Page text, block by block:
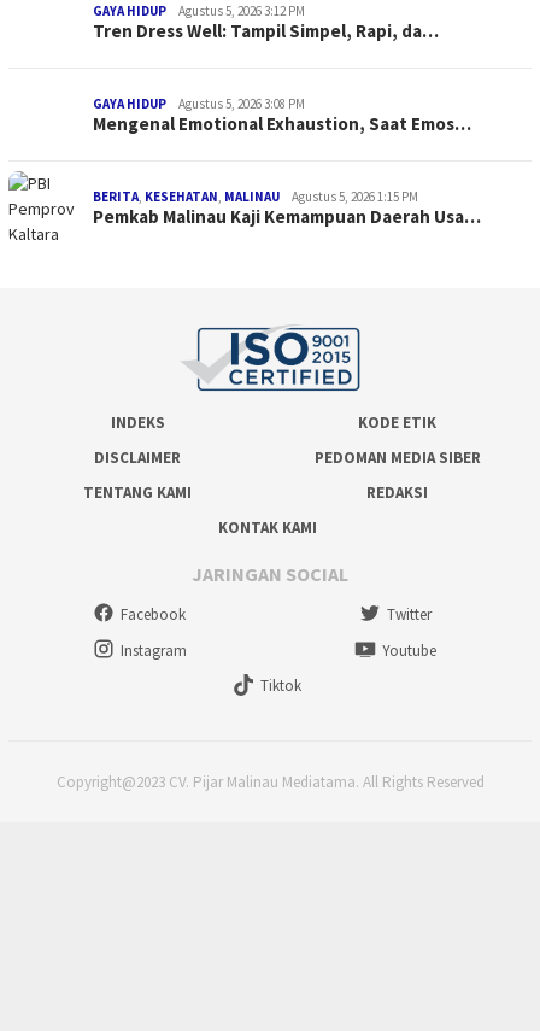
GAYA HIDUP Agustus 5, 2026 3:12 PM
Tren Dress Well: Tampil Simpel, Rapi, da…
GAYA HIDUP Agustus 5, 2026 3:08 PM
Mengenal Emotional Exhaustion, Saat Emos…
BERITA KESEHATAN MALINAU Agustus 5, 2026 1:15 PM
Pemkab Malinau Kaji Kemampuan Daerah Usa…
INDEKS
KODE ETIK
DISCLAIMER
PEDOMAN MEDIA SIBER
TENTANG KAMI
REDAKSI
KONTAK KAMI
JARINGAN SOCIAL
Facebook
Twitter
Instagram
Youtube
Tiktok
Copyright@2023 CV. Pijar Malinau Mediatama. All Rights Reserved